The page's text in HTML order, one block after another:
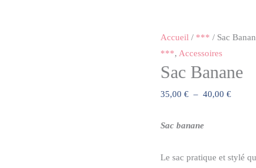
Accueil / *** / Sac
***, Accessoires
Sac Banane
35,00 € – 40,00 €Plage
à
Sac banane
Le sac pratique et stylé